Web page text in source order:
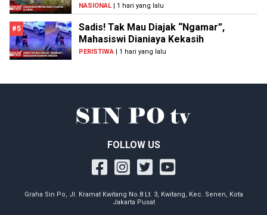
NASIONAL | 1 hari yang lalu
#5
Sadis! Tak Mau Diajak “Ngamar”,
Mahasiswi Dianiaya Kekasih
PERISTIWA | 1 hari yang lalu
FOLLOW US
Graha Sin Po, Jl. Kramat Kwitang No.8 Lt. 3, Kwitang, Kec. Senen, Kota
Jakarta Pusat